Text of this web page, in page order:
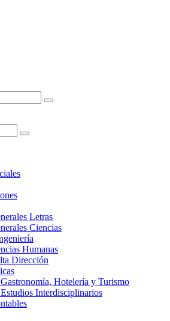
Letras
Ciencias
Humanas
Dirección
Hotelería y Turismo
Interdisciplinarios